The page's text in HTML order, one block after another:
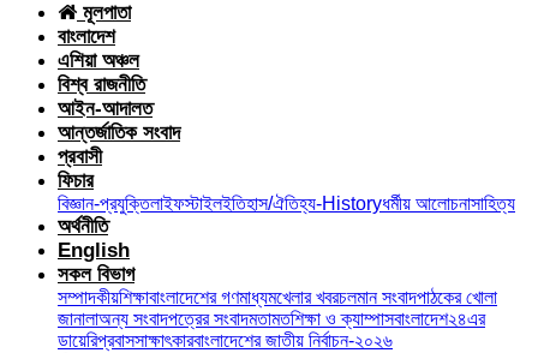
মূলপাতা
বাংলাদেশ
এশিয়া অঞ্চল
বিশ্ব রাজনীতি
আইন-আদালত
আন্তর্জাতিক সংবাদ
প্রবাসী
ফিচার
বিজ্ঞান-প্রযুক্তিলাইফস্টাইলইতিহাস/ঐতিহ্য-Historyধর্মীয় আলোচনাসাহিত্য
অর্থনীতি
English
সকল বিভাগ
সম্পাদকীয়শিক্ষাবাংলাদেশের গণমাধ্যমখেলার খবরচলমান সংবাদপাঠকের খোলা
জানালাঅন্য সংবাদপত্রের সংবাদমতামতশিক্ষা ও ক্যাম্পাসবাংলাদেশ২৪এর
ডায়েরিপ্রবাসসাক্ষাৎকারবাংলাদেশের জাতীয় নির্বাচন-২০২৬